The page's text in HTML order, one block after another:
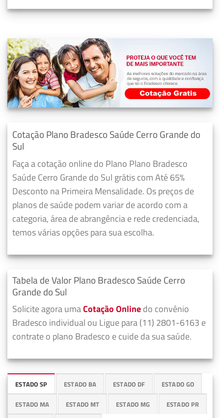
Cotação Plano Bradesco Saúde Cerro Grande do
Sul
Faça a cotação online do Plano Plano Bradesco
Saúde Cerro Grande do Sul grátis com Até 65%
Desconto na Primeira Mensalidade. Os preços de
planos de saúde podem variar de acordo com a
categoria, área de abrangência e rede credenciada,
temos várias opções para sua escolha.
Tabela de Valor Plano Bradesco Saúde Cerro
Grande do Sul
Solicite agora umaCotação Onlinedo convênio
Bradesco individual ou Ligue para (11) 2801-6163 e
contrate o plano Bradesco e cuide da sua saúde.
ESTADO SP ESTADO BA ESTADO DF ESTADO GO
ESTADO MA ESTADO MT ESTADO MG ESTADO PR